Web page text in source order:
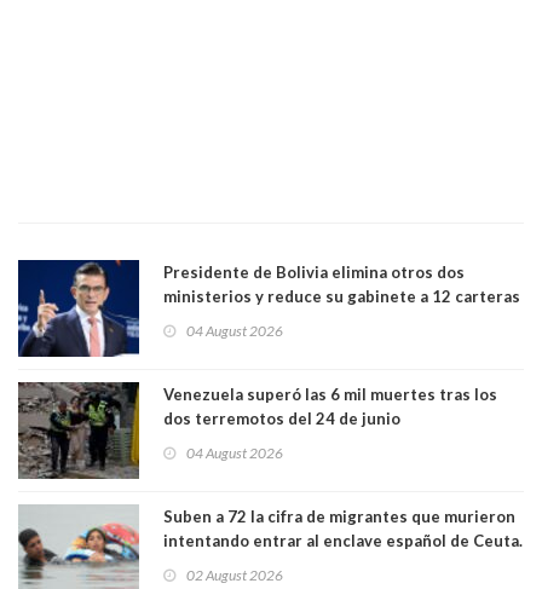
Presidente de Bolivia elimina otros dos
ministerios y reduce su gabinete a 12 carteras
04 August 2026
Venezuela superó las 6 mil muertes tras los
dos terremotos del 24 de junio
04 August 2026
Suben a 72 la cifra de migrantes que murieron
intentando entrar al enclave español de Ceuta.
02 August 2026